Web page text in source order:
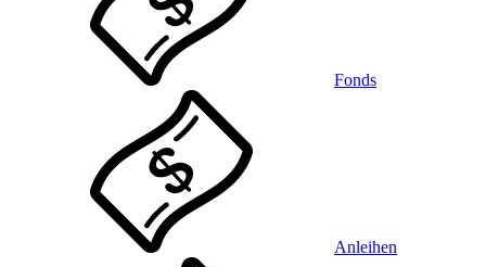
Fonds
Anleihen